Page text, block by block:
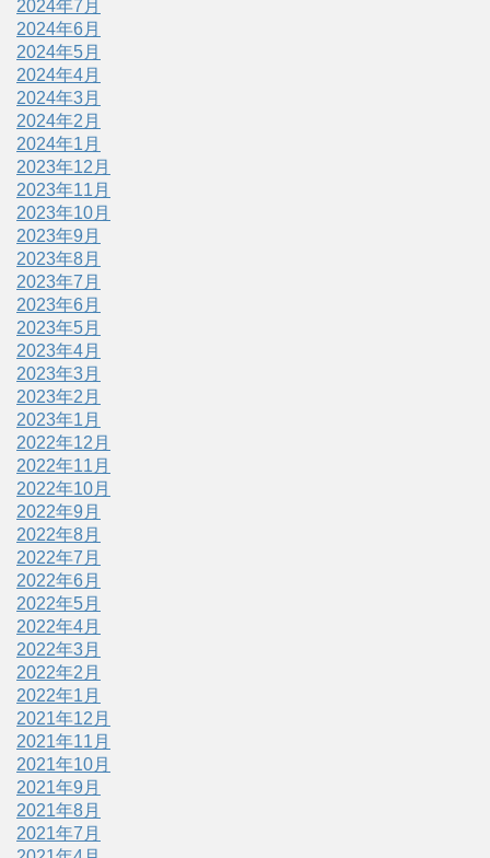
2024年7月
2024年6月
2024年5月
2024年4月
2024年3月
2024年2月
2024年1月
2023年12月
2023年11月
2023年10月
2023年9月
2023年8月
2023年7月
2023年6月
2023年5月
2023年4月
2023年3月
2023年2月
2023年1月
2022年12月
2022年11月
2022年10月
2022年9月
2022年8月
2022年7月
2022年6月
2022年5月
2022年4月
2022年3月
2022年2月
2022年1月
2021年12月
2021年11月
2021年10月
2021年9月
2021年8月
2021年7月